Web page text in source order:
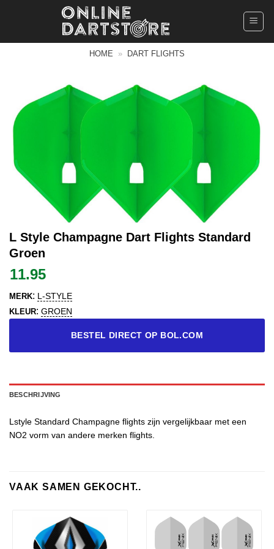
HOME » DART FLIGHTS
L Style Champagne Dart Flights Standard
Groen
11.95
MERK: L-STYLE
KLEUR: GROEN
BESTEL DIRECT OP BOL.COM
BESCHRIJVING
Lstyle Standard Champagne flights zijn vergelijkbaar met een
NO2 vorm van andere merken flights.
VAAK SAMEN GEKOCHT..